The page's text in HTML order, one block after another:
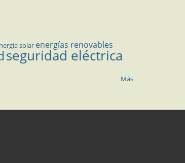
solar energías renovables
seguridad eléctrica
Más